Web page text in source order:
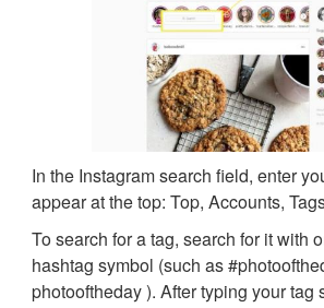
In the Instagram search field, enter
appear at the top: Top, Accounts,
To search for a tag, search for it with
hashtag symbol (such as
photooftheday ). After typing your tag